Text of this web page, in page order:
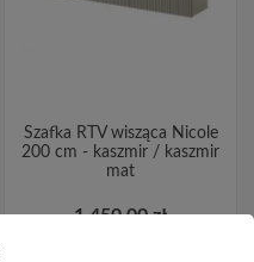
Szafka RTV wisząca Nicole
200 cm - kaszmir / kaszmir
mat
1 450,00 zł